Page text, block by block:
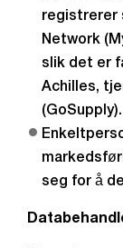
registrerer
Network
slik det er
Achilles,
(GoSupply).
seg for å